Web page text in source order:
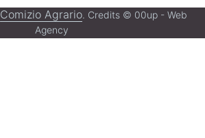
Comizio Agrario. Credits © 00up - Web
Agency